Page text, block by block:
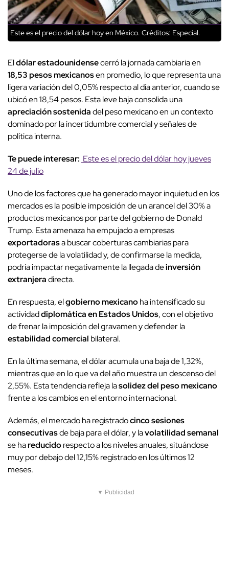
Este es el precio del dólar hoy en México. Créditos: Especial.
Eldólar estadounidensecerró la jornada cambiaria en
18,53 pesos mexicanosen promedio, lo que representa una
ligera variación del 0,05% respecto al día anterior, cuando se
ubicó en 18,54 pesos. Esta leve baja consolida una
apreciación sostenidadel peso mexicano en un contexto
dominado por la incertidumbre comercial y señales de
política interna.
Te puede interesar: Este es el precio del dólar hoy jueves
24 de julio
Uno de los factores que ha generado mayor inquietud en los
mercados es la posible imposición de un arancel del 30% a
productos mexicanos por parte del gobierno de Donald
Trump. Esta amenaza ha empujado a empresas
exportadorasa buscar coberturas cambiarias para
protegerse de la volatilidad y, de confirmarse la medida,
podría impactar negativamente la llegada deinversión
extranjeradirecta.
En respuesta, elgobierno mexicanoha intensificado su
actividaddiplomática en Estados Unidos, con el objetivo
de frenar la imposición del gravamen y defender la
estabilidad comercial bilateral.
En la última semana, el dólar acumula una baja de 1,32%,
mientras que en lo que va del año muestra un descenso del
2,55%. Esta tendencia refleja lasolidez del peso mexicano
frente a los cambios en el entorno internacional.
Además, el mercado ha registradocinco sesiones
consecutivasde baja para el dólar, y lavolatilidad semanal
se hareducidorespecto a los niveles anuales, situándose
muy por debajo del 12,15% registrado en los últimos 12
meses.
▼ Publicidad